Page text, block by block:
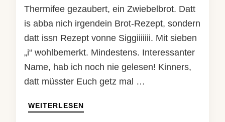
Thermifee gezaubert, ein Zwiebelbrot. Datt
is abba nich irgendein Brot-Rezept, sondern
datt issn Rezept vonne Siggiiiiiii. Mit sieben
„i“ wohlbemerkt. Mindestens. Interessanter
Name, hab ich noch nie gelesen! Kinners,
datt müsster Euch getz mal …
WEITERLESEN